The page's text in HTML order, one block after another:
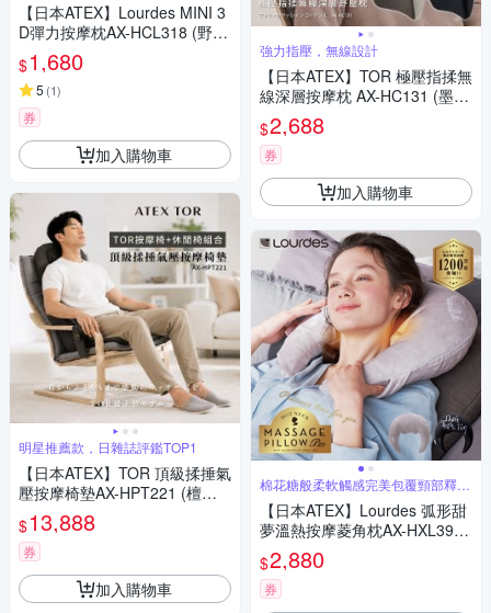
【日本ATEX】Lourdes MINI 3
D彈力按摩枕AX-HCL318 (野莓
裸粉/奶茶栗色)
$1,680
5 (1)
券
加入購物車
明星推薦款，日雜誌評鑑TOP1
【日本ATEX】TOR 頂級揉捶氣
壓按摩椅墊AX-HPT221 (檀木
黑/亞麻灰) 含休閒椅
$13,888
券
加入購物車
強力指壓，無線設計
【日本ATEX】TOR 極壓指揉無
線深層按摩枕 AX-HC131 (墨煙
灰/摩卡米)
$2,688
券
加入購物車
棉花糖般柔軟觸感完美包覆頸部釋放
壓力
【日本ATEX】Lourdes 弧形甜
夢溫熱按摩菱角枕AX-HXL391
(二色)
$2,880
券